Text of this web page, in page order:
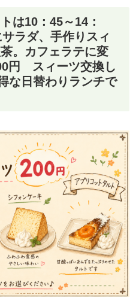
は10：45～14：
ラダ、手作りスィ
。カフェラテに変
円 スィーツ交換し
な日替わりランチで